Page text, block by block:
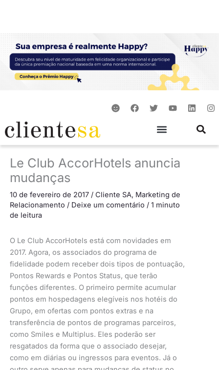
S
m
F
a
o
k
T
w
e
Y
o
b
L
i
d
I
n
g
Le Club AccorHotels anuncia
mudanças
10 de fevereiro de 2017 / Cliente SA, Marketing de
Relacionamento / Deixe um comentário / 1 minuto
de leitura
O Le Club AccorHotels está com novidades em
2017. Agora, os associados do programa de
fidelidade podem receber dois tipos de pontuação,
Pontos Rewards e Pontos Status, que terão
funções diferentes. O primeiro permite acumular
pontos em hospedagens elegíveis nos hotéis do
Grupo, em ofertas com pontos extras e na
transferência de pontos de programas parceiros,
como Smiles e Multiplus. Eles poderão ser
resgatados da forma que o associado desejar,
como em diárias ou ingressos para eventos. Já o